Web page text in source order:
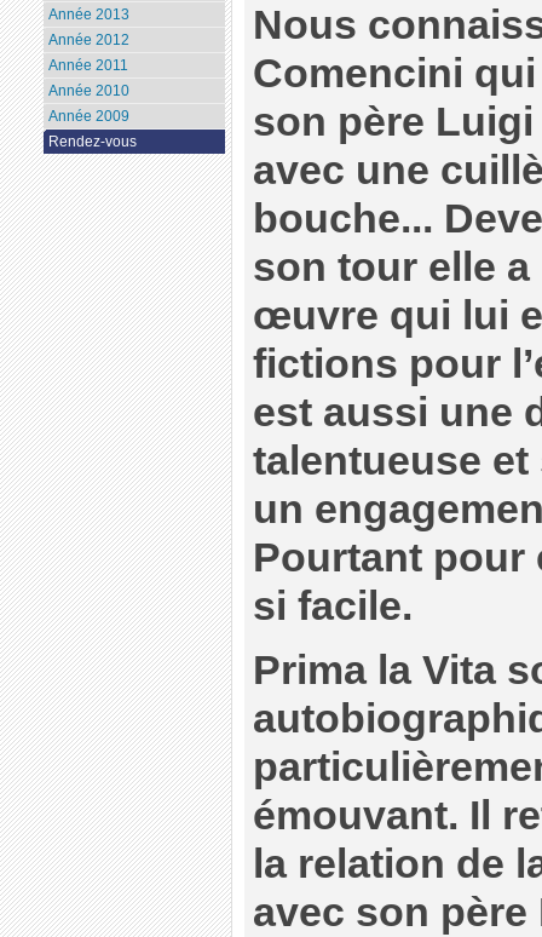
Nous
Comencini
son père
avec une
bouche...
son tour elle
œuvre qui lui
fictions pour
est aussi une
talentueuse
un
Pourtant pour
si facile.
Prima la Vita
émouvant. Il
la relation de
avec son
Année 2013
Année 2012
Année 2011
Année 2010
Année 2009
Rendez-vous